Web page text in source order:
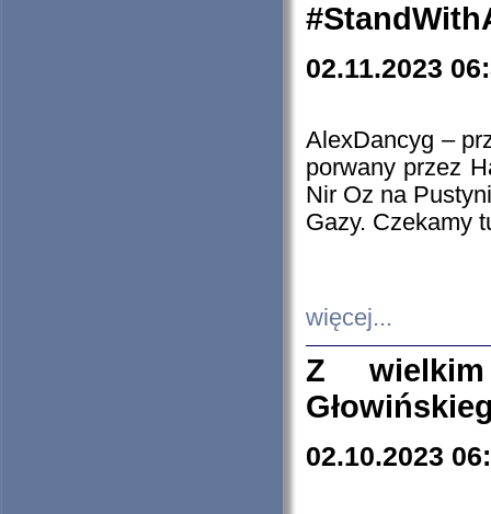
02.11.2023
AlexDancyg –
porwany przez
Nir Oz na
Gazy. Czekamy
więcej...
Z
02.10.2023